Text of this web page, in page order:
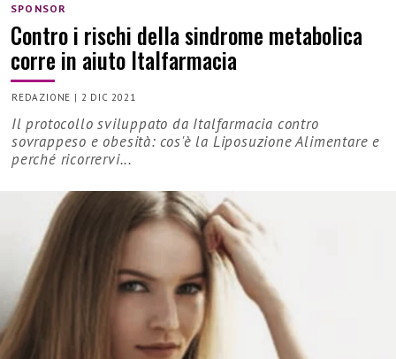
SPONSOR
Contro i rischi della sindrome metabolica
corre in aiuto Italfarmacia
REDAZIONE | 2 DIC 2021
Il protocollo sviluppato da Italfarmacia contro
sovrappeso e obesità: cos'è la Liposuzione Alimentare e
perché ricorrervi...